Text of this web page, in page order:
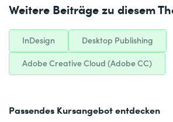
Weitere Beiträge zu diesem
InDesign Desktop Publishing
Adobe Creative Cloud (Adobe CC)
Passendes Kursangebot entdecken